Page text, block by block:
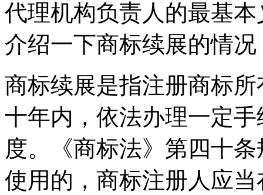
代理机构负责人的最基
介绍一下商标续展的情
商标续展是指注册商标
十年内，依法办理一定
度。《商标法》第四十
使用的，商标注册人应